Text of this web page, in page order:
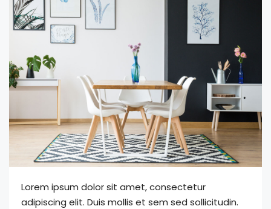
Lorem ipsum dolor sit amet, consectetur
adipiscing elit. Duis mollis et sem sed sollicitudin.